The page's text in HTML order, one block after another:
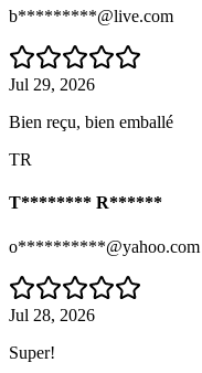
b*********@live.com
Jul 29, 2026
Bien reçu, bien emballé
TR
T******** R******
o**********@yahoo.com
Jul 28, 2026
Super!